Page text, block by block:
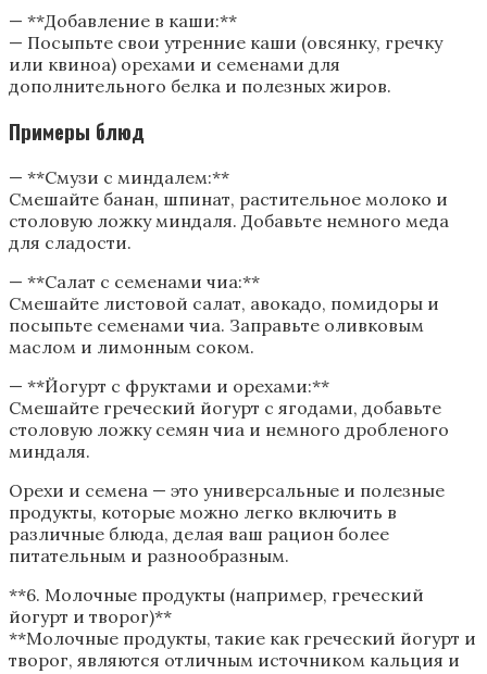
— **Добавление в каши:**
— Посыпьте свои утренние каши (овсянку, гречку
или квиноа) орехами и семенами для
дополнительного белка и полезных жиров.
Примеры блюд
— **Смузи с миндалем:**
Смешайте банан, шпинат, растительное молоко и
столовую ложку миндаля. Добавьте немного меда
для сладости.
— **Салат с семенами чиа:**
Смешайте листовой салат, авокадо, помидоры и
посыпьте семенами чиа. Заправьте оливковым
маслом и лимонным соком.
— **Йогурт с фруктами и орехами:**
Смешайте греческий йогурт с ягодами, добавьте
столовую ложку семян чиа и немного дробленого
миндаля.
Орехи и семена — это универсальные и полезные
продукты, которые можно легко включить в
различные блюда, делая ваш рацион более
питательным и разнообразным.
**6. Молочные продукты (например, греческий
йогурт и творог)**
**Молочные продукты, такие как греческий йогурт и
творог, являются отличным источником кальция и